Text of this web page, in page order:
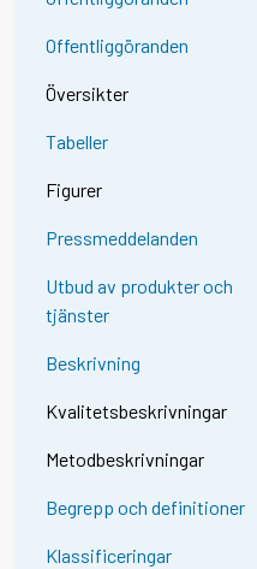
Offentliggöranden
Översikter
Tabeller
Figurer
Pressmeddelanden
Utbud av produkter och
tjänster
Beskrivning
Kvalitetsbeskrivningar
Metodbeskrivningar
Begrepp och definitioner
Klassificeringar